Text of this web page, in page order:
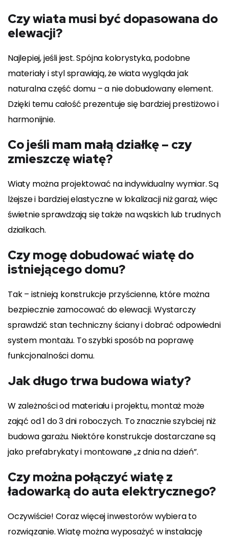
Czy wiata musi być dopasowana do
elewacji?
Najlepiej, jeśli jest. Spójna kolorystyka, podobne
materiały i styl sprawiają, że wiata wygląda jak
naturalna część domu – a nie dobudowany element.
Dzięki temu całość prezentuje się bardziej prestiżowo i
harmonijnie.
Co jeśli mam małą działkę – czy
zmieszczę wiatę?
Wiaty można projektować na indywidualny wymiar. Są
lżejsze i bardziej elastyczne w lokalizacji niż garaż, więc
świetnie sprawdzają się także na wąskich lub trudnych
działkach.
Czy mogę dobudować wiatę do
istniejącego domu?
Tak – istnieją konstrukcje przyścienne, które można
bezpiecznie zamocować do elewacji. Wystarczy
sprawdzić stan techniczny ściany i dobrać odpowiedni
system montażu. To szybki sposób na poprawę
funkcjonalności domu.
Jak długo trwa budowa wiaty?
W zależności od materiału i projektu, montaż może
zająć od 1 do 3 dni roboczych. To znacznie szybciej niż
budowa garażu. Niektóre konstrukcje dostarczane są
jako prefabrykaty i montowane „z dnia na dzień”.
Czy można połączyć wiatę z
ładowarką do auta elektrycznego?
Oczywiście! Coraz więcej inwestorów wybiera to
rozwiązanie. Wiatę można wyposażyć w instalację